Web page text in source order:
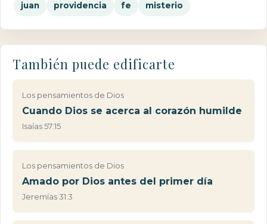
juan providencia fe misterio
También puede edificarte
Los pensamientos de Dios
Cuando Dios se acerca al corazón humilde
Isaías 57:15
Los pensamientos de Dios
Amado por Dios antes del primer día
Jeremías 31:3